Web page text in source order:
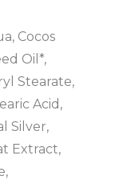
Cocos
Oil*,
Stearate,
Acid,
Silver,
Extract,